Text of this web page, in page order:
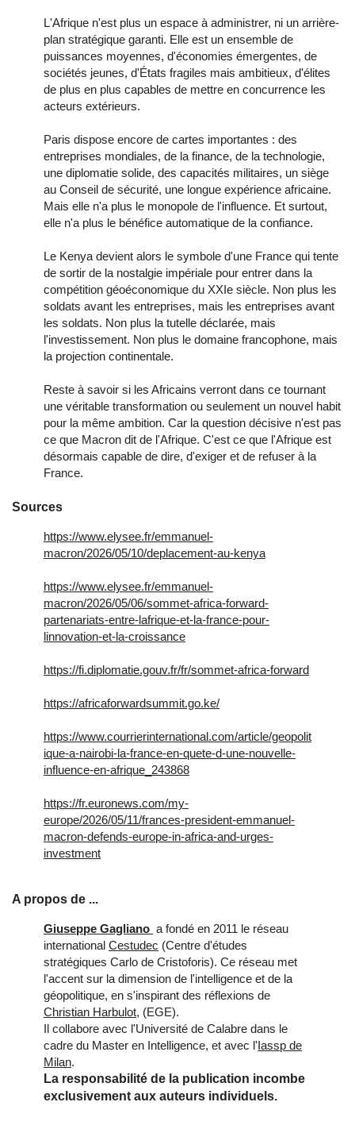
L'Afrique n'est plus un espace à administrer, ni un arrière-
plan stratégique garanti. Elle est un ensemble de
puissances moyennes, d'économies émergentes, de
sociétés jeunes, d'États fragiles mais ambitieux, d'élites
de plus en plus capables de mettre en concurrence les
acteurs extérieurs.
Paris dispose encore de cartes importantes : des
entreprises mondiales, de la finance, de la technologie,
une diplomatie solide, des capacités militaires, un siège
au Conseil de sécurité, une longue expérience africaine.
Mais elle n'a plus le monopole de l'influence. Et surtout,
elle n'a plus le bénéfice automatique de la confiance.
Le Kenya devient alors le symbole d'une France qui tente
de sortir de la nostalgie impériale pour entrer dans la
compétition géoéconomique du XXIe siècle. Non plus les
soldats avant les entreprises, mais les entreprises avant
les soldats. Non plus la tutelle déclarée, mais
l'investissement. Non plus le domaine francophone, mais
la projection continentale.
Reste à savoir si les Africains verront dans ce tournant
une véritable transformation ou seulement un nouvel habit
pour la même ambition. Car la question décisive n'est pas
ce que Macron dit de l'Afrique. C'est ce que l'Afrique est
désormais capable de dire, d'exiger et de refuser à la
France.
Sources
https://www.elysee.fr/emmanuel-
macron/2026/05/10/deplacement-au-kenya
https://www.elysee.fr/emmanuel-
macron/2026/05/06/sommet-africa-forward-
partenariats-entre-lafrique-et-la-france-pour-
linnovation-et-la-croissance
https://fi.diplomatie.gouv.fr/fr/sommet-africa-forward
https://africaforwardsummit.go.ke/
https://www.courrierinternational.com/article/geopolit
ique-a-nairobi-la-france-en-quete-d-une-nouvelle-
influence-en-afrique_243868
https://fr.euronews.com/my-
europe/2026/05/11/frances-president-emmanuel-
macron-defends-europe-in-africa-and-urges-
investment
A propos de ...
Giuseppe Gagliano a fondé en 2011 le réseau
international Cestudec (Centre d'études
stratégiques Carlo de Cristoforis). Ce réseau met
l'accent sur la dimension de l'intelligence et de la
géopolitique, en s'inspirant des réflexions de
Christian Harbulot, (EGE).
Il collabore avec l'Université de Calabre dans le
cadre du Master en Intelligence, et avec l'Iassp de
Milan.
La responsabilité de la publication incombe
exclusivement aux auteurs individuels.